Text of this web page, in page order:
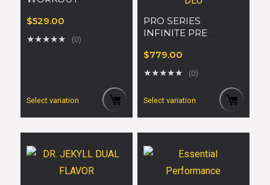
$529.00
★★★★★ (0)
Select variation
PRO SERIES
INFINITE PRE
DEU
$779.00
★★★★★ (0)
Select variation